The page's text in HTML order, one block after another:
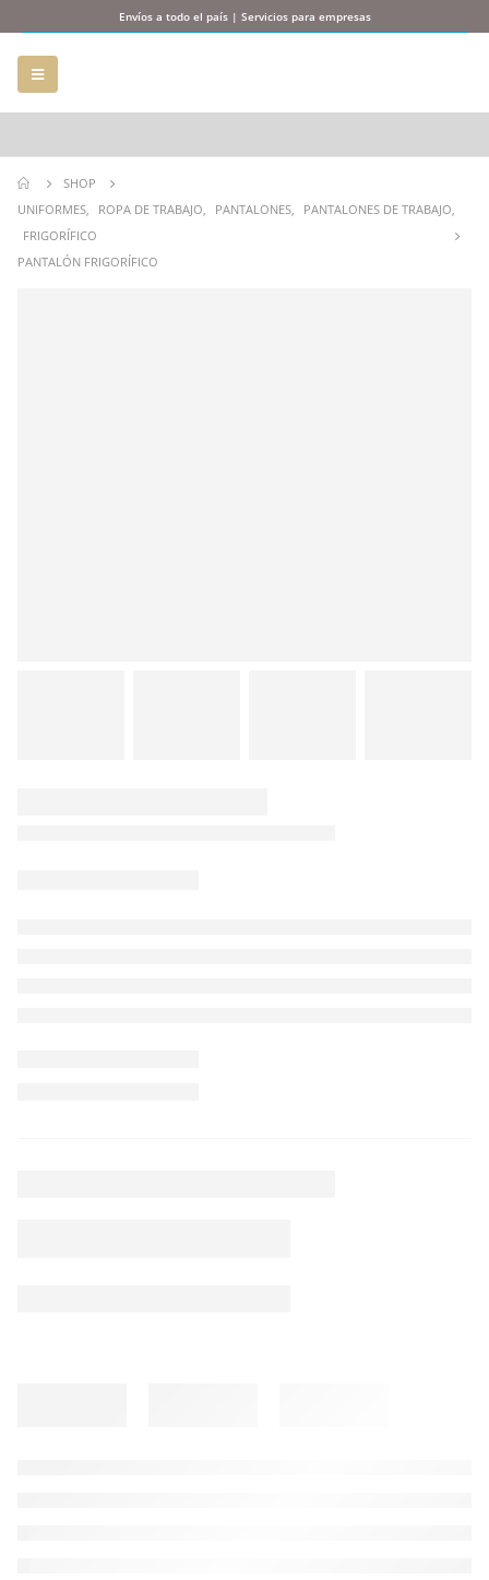
Envíos a todo el país | Servicios para empresas
SHOP
UNIFORMES, ROPA DE TRABAJO, PANTALONES, PANTALONES DE TRABAJO,
FRIGORÍFICO
PANTALÓN FRIGORÍFICO